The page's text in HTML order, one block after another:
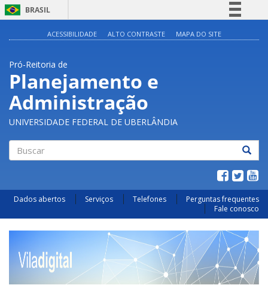
BRASIL
Acesso à informação
ACESSIBILIDADE ALTO CONTRASTE MAPA DO SITE
Pró-Reitoria de
Planejamento e
Administração
UNIVERSIDADE FEDERAL DE UBERLÂNDIA
Dados abertos Serviços Telefones
Perguntas frequentes
Fale conosco